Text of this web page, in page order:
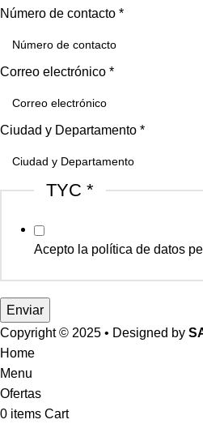
Número de contacto *
Correo electrónico *
Ciudad y Departamento *
TYC *
Acepto la política de datos
Enviar
Copyright © 2025 • Designed by
Home
Menu
Ofertas
0 items Cart